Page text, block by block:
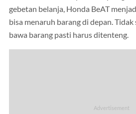
gebetan belanja, Honda BeAT
bisa menaruh barang di depan.
bawa barang pasti harus ditenteng.